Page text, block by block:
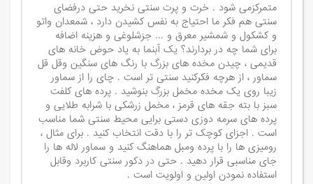
متمرکزمی شود . خرت و پرت سنتی نخرید حتی درفضای
سنتی هم فکر ما احتیاج به نفس کشیدن دارد ، شمعدان واتو
و کشکول و شمشیر معرق و ... جزشلوغی و هزینه اضافه
برای شما چه در بردارند؟ یک آبنما به یاد حوض خانه های
قدیمی ، چیدن مخده های بزرگ با رنگ های سنگین وقل قل
سماور ، از هرچه فکرکنید سنتی تر است . چای را از سماور
زیبا روی یک مخده مخمل بزرگ بنوشید . پرده های کلفت
سبز با بته جقه های قرمز ، مخمل زرشکی با شرابه طلایی و
پرده های سرمه دوزی دستی برایی محیط سنتی شما مناسب
است . اجزای کوچک تر را با دقت انتخاب کنید . برای مثال ،
رومیزی ها را با پرده ومبل هماهنگ کنید و سماور لاله ها را
جای مناسبی قرار دهید . حتی در دکور سنتی کاربرد وقابل
استفاده نمودن اولین و اولویت است .